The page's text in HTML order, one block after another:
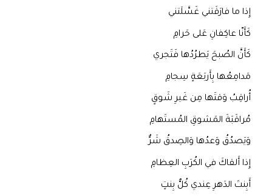
إِذا ما فارَقَتني غَسَّلَتني
كَأَنّا عاكِفانِ عَلى حَرامِ
كَأَنَّ الصُبحَ يَطرُدُها فَتَجري
مَدامِعُها بِأَربَعَةٍ سِجامِ
أُراقِبُ وَقتَها مِن غَيرِ شَوقٍ
مُراقَبَةَ المَشوقِ المُستَهامِ
وَيَصدُقُ وَعدُها وَالصِدقُ شَرٌّ
إِذا أَلقاكَ في الكُرَبِ العِظامِ
أَبِنتَ الدَهرِ عِندي كُلُّ بِنتٍ